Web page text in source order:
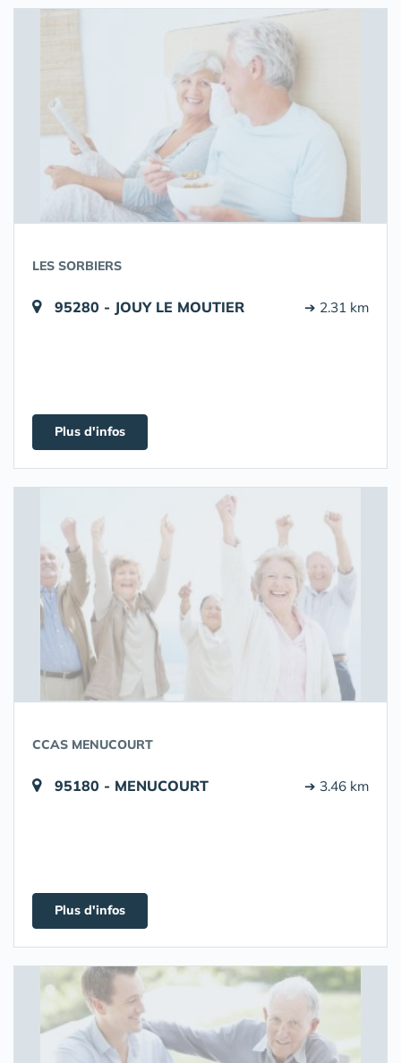
LES SORBIERS
95280 - JOUY LE MOUTIER ➔ 2.31 km
Plus d'infos
CCAS MENUCOURT
95180 - MENUCOURT ➔ 3.46 km
Plus d'infos